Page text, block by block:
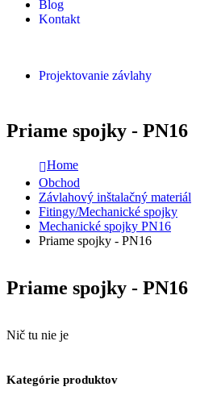
Blog
Kontakt
Projektovanie závlahy
Priame spojky - PN16
Home
Obchod
Závlahový inštalačný materiál
Fitingy/Mechanické spojky
Mechanické spojky PN16
Priame spojky - PN16
Priame spojky - PN16
Nič tu nie je
Kategórie produktov